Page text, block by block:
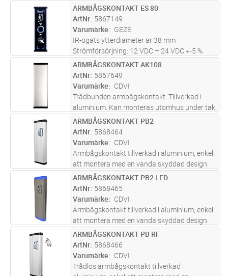
ST Lägg i kundvagn
ARMBÅGSKONTAKT ES 80
ArtNr 5867149
Varumärke
GEZE
IR-ögats ytterdiameter är 38 mm
Strömförsörjning: 12 VDC – 24 VDC +-5 %
Förbrukning: 12 VDC standby 30 mA, i drift
45mA, 24 VDC standby 20 mA, i drift 30 mA
Utgångar: NO & NO / NC & NC (max 1 A / 30
...läs mer
ST Lägg i kundvagn
ARMBÅGSKONTAKT AK108
ArtNr 5867649
Varumärke
CDVI
Trådbunden armbågskontakt. Tillverkad i
aluminium. Kan monteras utomhus under tak.
Utmärkt för att styra dörrautomatiker av olika
fabrikat.
ST Lägg i kundvagn
ARMBÅGSKONTAKT PB2
ArtNr 5868464
Varumärke
CDVI
Armbågskontakt tillverkad i aluminium, enkel
att montera med en vandalskyddad design.
Kan monteras inomhus eller utomhus. Passar
för att styra alla typer av dörrautomatiker
oavsett fabrikat. Armbågsk
ST Lägg i kundvagn
ARMBÅGSKONTAKT PB2 LED
ArtNr 5868465
Varumärke
CDVI
Armbågskontakt tillverkad i aluminium, enkel
att montera med en vandalskyddad design.
Kan monteras inomhus eller utomhus. Passar
för att styra alla typer av dörrautomatiker
oavsett fabrikat. Armbågsk
ST Lägg i kundvagn
ARMBÅGSKONTAKT PB RF
ArtNr 5868466
Varumärke
CDVI
Trådlös armbågskontakt tillverkad i